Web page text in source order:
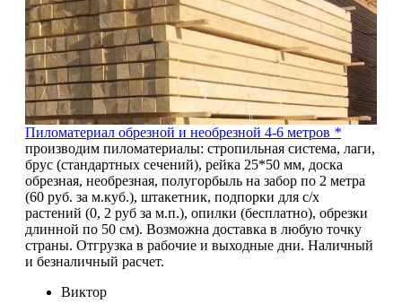
Пиломатериал обрезной и необрезной 4-6 метров *
производим пиломатериалы: стропильная система, лаги,
брус (стандартных сечений), рейка 25*50 мм, доска
обрезная, необрезная, полугорбыль на забор по 2 метра
(60 руб. за м.куб.), штакетник, подпорки для с/х
растений (0, 2 руб за м.п.), опилки (бесплатно), обрезки
длинной по 50 см). Возможна доставка в любую точку
страны. Отгрузка в рабочие и выходные дни. Наличный
и безналичный расчет.
Виктор